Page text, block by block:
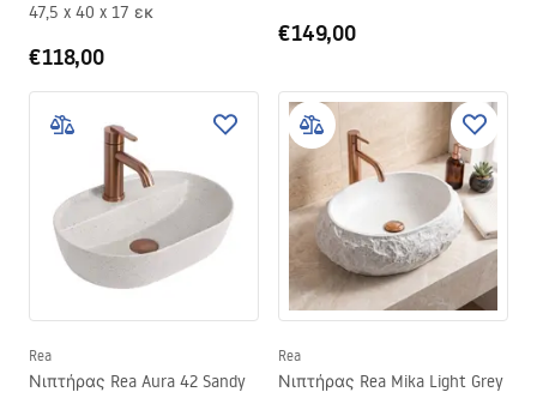
47,5 x 40 x 17 εκ
€118,00
€149,00
Rea
Νιπτήρας Rea Aura 42 Sandy
Rea
Νιπτήρας Rea Mika Light Grey